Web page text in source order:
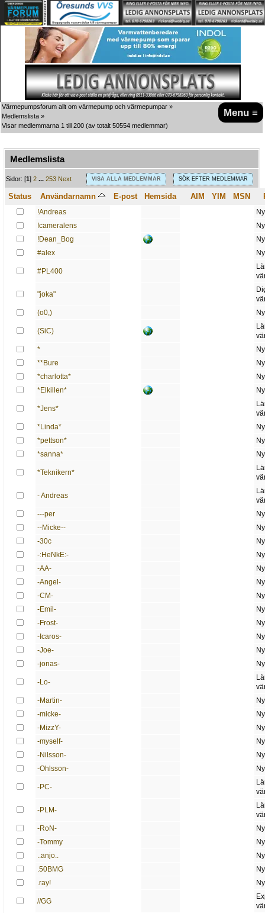
Menu ≡
Värmepumpsforum allt om värmepump och värmepumpar »
Medlemslista »
Visar medlemmarna 1 till 200 (av totalt 50554 medlemmar)
Medlemslista
A
B C D E G H J K L M N O P Q R S T U V W X Y Z
VISA ALLA MEDLEMMAR SÖK EFTER MEDLEMMAR
Sidor: [1]2 ...253 Next
Status Användarnamn E-post Hemsida AIM YIM MSN
!Andreas
!cameralens
!Dean_Bog
#alex
#PL400
"joka"
(o0,)
(SiC)
*
**Bure
*charlotta*
*Elkillen*
*Jens*
*Linda*
*pettson*
*sanna*
*Teknikern*
- Andreas
---per
--Micke--
-30c
-:HeNkE:-
-AA-
-Angel-
-CM-
-Emil-
-Frost-
-Icaros-
-Joe-
-jonas-
-Lo-
-Martin-
-micke-
-MizzY-
-myself-
-Nilsson-
-Ohlsson-
-PC-
-PLM-
-RoN-
-Tommy
..anjo..
.50BMG
.ray!
//GG